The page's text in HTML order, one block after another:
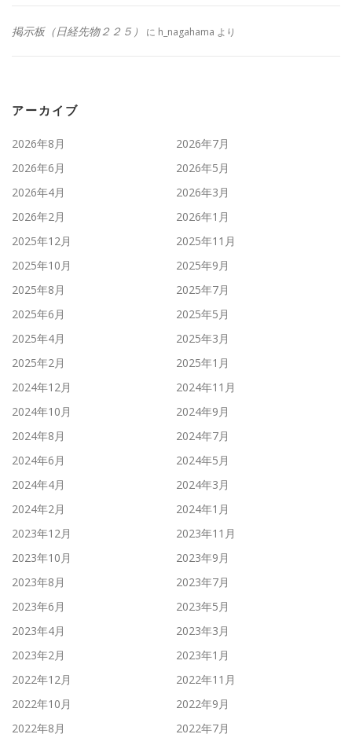
掲示板（日経先物２２５） に h_nagahama より
アーカイブ
2026年8月
2026年7月
2026年6月
2026年5月
2026年4月
2026年3月
2026年2月
2026年1月
2025年12月
2025年11月
2025年10月
2025年9月
2025年8月
2025年7月
2025年6月
2025年5月
2025年4月
2025年3月
2025年2月
2025年1月
2024年12月
2024年11月
2024年10月
2024年9月
2024年8月
2024年7月
2024年6月
2024年5月
2024年4月
2024年3月
2024年2月
2024年1月
2023年12月
2023年11月
2023年10月
2023年9月
2023年8月
2023年7月
2023年6月
2023年5月
2023年4月
2023年3月
2023年2月
2023年1月
2022年12月
2022年11月
2022年10月
2022年9月
2022年8月
2022年7月